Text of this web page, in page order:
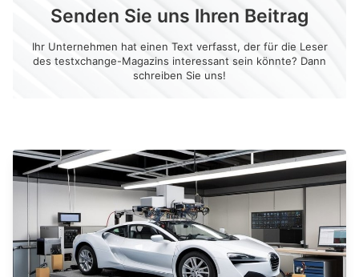
Senden Sie uns Ihren Beitrag
Ihr Unternehmen hat einen Text verfasst, der für die Leser
des testxchange-Magazins interessant sein könnte? Dann
schreiben Sie uns!